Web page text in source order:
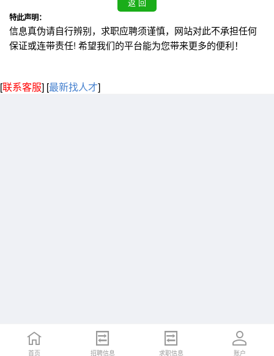
特此声明：
信息真伪请自行辨别，求职应聘须谨慎，网站对此不承担任何
保证或连带责任! 希望我们的平台能为您带来更多的便利！
[联系客服] [最新找人才]
首页 招聘信息 求职信息 账户